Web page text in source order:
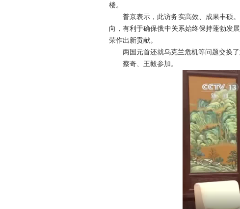
楼。
普京表示，此访务实高效、成果丰硕
向，有利于确保俄中关系始终保持蓬勃发
荣作出新贡献。
两国元首还就乌克兰危机等问题交换了
蔡奇、王毅参加。